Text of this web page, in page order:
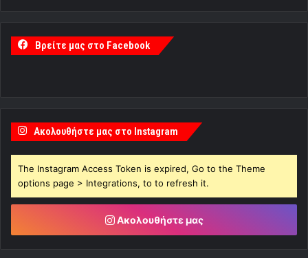
Βρείτε μας στο Facebook
Ακολουθήστε μας στο Instagram
The Instagram Access Token is expired, Go to the Theme
options page > Integrations, to to refresh it.
Ακολουθήστε μας